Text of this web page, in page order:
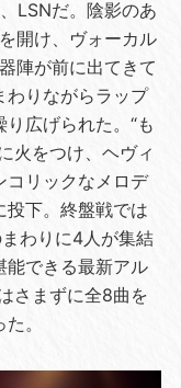
LSNだ。陰影のあ
開け、ヴォーカル
陣が前に出てきて
わりながらラップ
広げられた。“も
火をつけ、ヘヴィ
コリックなメロデ
投下。終盤戦では
わりに4人が集結
能できる最新アル
さまずに全8曲を
。